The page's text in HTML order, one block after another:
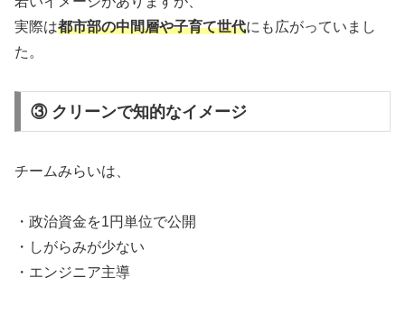
実際は都市部の中間層や子育て世代にも広がっていまし
た。
③ クリーンで知的なイメージ
チームみらいは、
・政治資金を1円単位で公開
・しがらみが少ない
・エンジニア主導